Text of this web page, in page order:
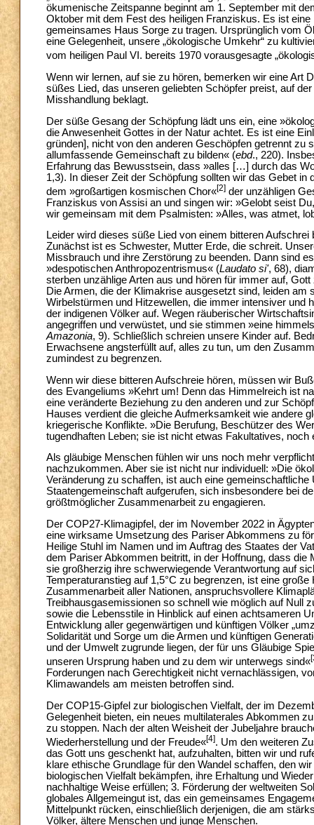
ökumenische Zeitspanne beginnt am 1. September mit
Oktober mit dem Fest des heiligen Franziskus. Es ist
gemeinsames Haus Sorge zu tragen. Ursprünglich vom
eine Gelegenheit, unsere „ökologische Umkehr“ zu
vom heiligen Paul VI. bereits 1970 vorausgesagte
Wenn wir lernen, auf sie zu hören, bemerken wir eine Art
süßes Lied, das unseren geliebten Schöpfer preist, auf
Misshandlung beklagt.
Der süße Gesang der Schöpfung lädt uns ein, eine
die Anwesenheit Gottes in der Natur achtet. Es ist eine
gründen], nicht von den anderen Geschöpfen getrennt
allumfassende Gemeinschaft zu bilden« (ebd., 220).
Erfahrung das Bewusstsein, dass »alles […] durch das
1,3). In dieser Zeit der Schöpfung sollten wir das Gebet
dem »großartigen kosmischen Chor«[2] der unzähligen
Franziskus von Assisi an und singen wir: »Gelobt seist
wir gemeinsam mit dem Psalmisten: »Alles, was atmet,
Leider wird dieses süße Lied von einem bitteren
Zunächst ist es Schwester, Mutter Erde, die schreit.
Missbrauch und ihre Zerstörung zu beenden. Dann sind
»despotischen Anthropozentrismus« (Laudato si', 68),
sterben unzählige Arten aus und hören für immer auf,
Die Armen, die der Klimakrise ausgesetzt sind, leiden
Wirbelstürmen und Hitzewellen, die immer intensiver und
der indigenen Völker auf. Wegen räuberischer
angegriffen und verwüstet, und sie stimmen »eine
Amazonia, 9). Schließlich schreien unsere Kinder auf.
Erwachsene angsterfüllt auf, alles zu tun, um den
zumindest zu begrenzen.
Wenn wir diese bitteren Aufschreie hören, müssen wir
des Evangeliums »Kehrt um! Denn das Himmelreich ist
eine veränderte Beziehung zu den anderen und zur
Hauses verdient die gleiche Aufmerksamkeit wie andere
kriegerische Konflikte. »Die Berufung, Beschützer des
tugendhaften Leben; sie ist nicht etwas Fakultatives,
Als gläubige Menschen fühlen wir uns noch mehr
nachzukommen. Aber sie ist nicht nur individuell: »Die
Veränderung zu schaffen, ist auch eine gemeinschaftliche
Staatengemeinschaft aufgerufen, sich insbesondere bei
größtmöglicher Zusammenarbeit zu engagieren.
Der COP27-Klimagipfel, der im November 2022 in
eine wirksame Umsetzung des Pariser Abkommens zu
Heilige Stuhl im Namen und im Auftrag des Staates der
dem Pariser Abkommen beitritt, in der Hoffnung, dass
sie großherzig ihre schwerwiegende Verantwortung auf
Temperaturanstieg auf 1,5°C zu begrenzen, ist eine
Zusammenarbeit aller Nationen, anspruchsvollere
Treibhausgasemissionen so schnell wie möglich auf Null
sowie die Lebensstile in Hinblick auf einen achtsameren
Entwicklung aller gegenwärtigen und künftigen Völker
Solidarität und Sorge um die Armen und künftigen
und der Umwelt zugrunde liegen, der für uns Gläubige
unseren Ursprung haben und zu dem wir unterwegs sind«
Forderungen nach Gerechtigkeit nicht vernachlässigen,
Klimawandels am meisten betroffen sind.
Der COP15-Gipfel zur biologischen Vielfalt, der im
Gelegenheit bieten, ein neues multilaterales Abkommen
zu stoppen. Nach der alten Weisheit der Jubeljahre
Wiederherstellung und der Freude«[4]. Um den weiteren
das Gott uns geschenkt hat, aufzuhalten, bitten wir und
klare ethische Grundlage für den Wandel schaffen, den
biologischen Vielfalt bekämpfen, ihre Erhaltung und
nachhaltige Weise erfüllen; 3. Förderung der weltweiten
globales Allgemeingut ist, das ein gemeinsames
Mittelpunkt rücken, einschließlich derjenigen, die am
Völker, ältere Menschen und junge Menschen.